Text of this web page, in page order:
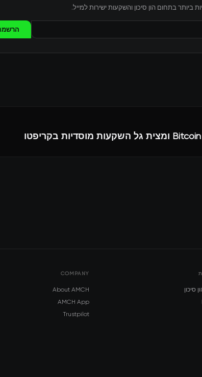
ביותר בתחום הון סיכון והשקעות ישירות למייל.
סיכון
COMPANY
About AMCH
AMCH App
Trustpilot